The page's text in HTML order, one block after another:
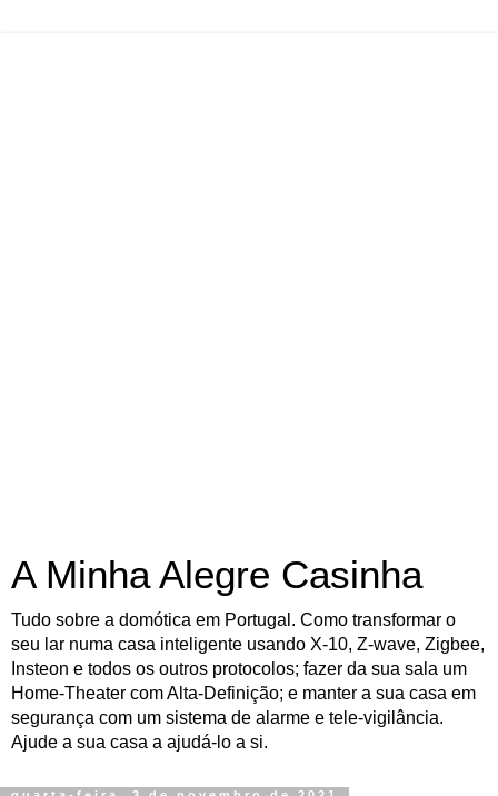
A Minha Alegre Casinha
Tudo sobre a domótica em Portugal. Como transformar o
seu lar numa casa inteligente usando X-10, Z-wave, Zigbee,
Insteon e todos os outros protocolos; fazer da sua sala um
Home-Theater com Alta-Definição; e manter a sua casa em
segurança com um sistema de alarme e tele-vigilância.
Ajude a sua casa a ajudá-lo a si.